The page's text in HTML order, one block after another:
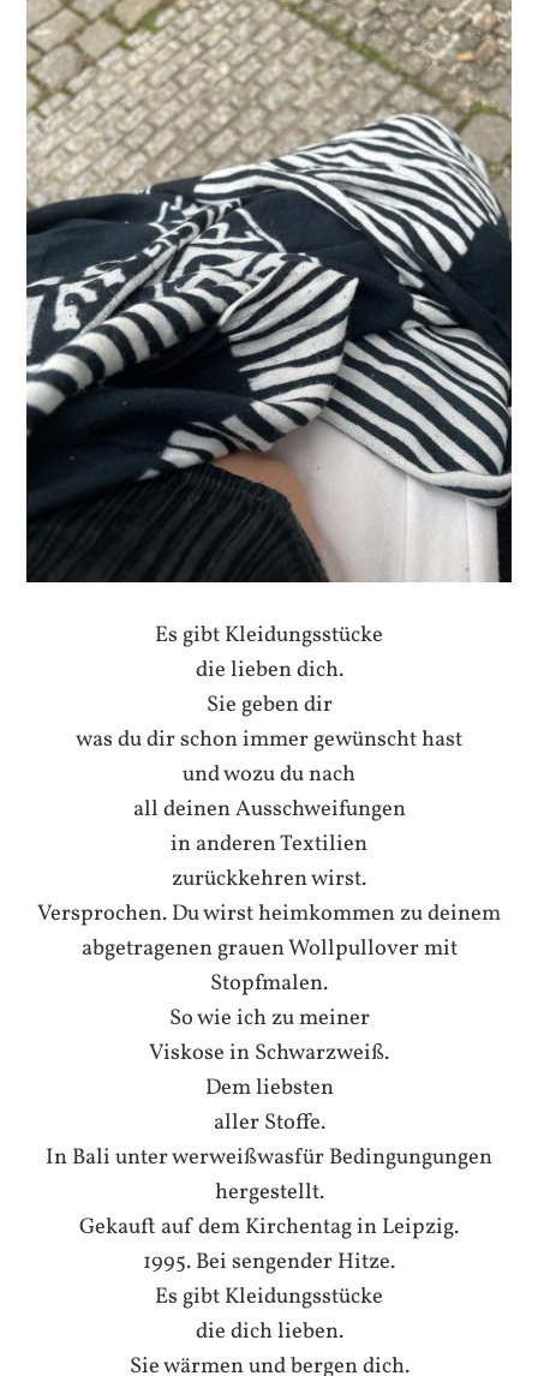
Es gibt Kleidungsstücke
die lieben dich.
Sie geben dir
was du dir schon immer gewünscht hast
und wozu du nach
all deinen Ausschweifungen
in anderen Textilien
zurückkehren wirst.
Versprochen. Du wirst heimkommen zu deinem
abgetragenen grauen Wollpullover mit
Stopfmalen.
So wie ich zu meiner
Viskose in Schwarzweiß.
Dem liebsten
aller Stoffe.
In Bali unter werweißwasfür Bedingungungen
hergestellt.
Gekauft auf dem Kirchentag in Leipzig.
1995. Bei sengender Hitze.
Es gibt Kleidungsstücke
die dich lieben.
Sie wärmen und bergen dich.